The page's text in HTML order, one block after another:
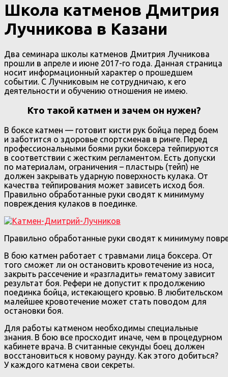
Школа катменов Дмитрия
Лучникова в Казани
Два семинара школы катменов Дмитрия Лучникова
прошли в апреле и июне 2017-го года. Данная страница
носит информационный характер о прошедшем
событии. С Лучниковым не сотрудничаю, к его
деятельности и обучению отношения не имею.
Кто такой катмен и зачем он нужен?
В боксе катмен — готовит кисти рук бойца перед боем
и заботится о здоровье спортсменав в ринге. Перед
профессиональными боями руки боксера тейпируются
в соответствии с жестким регламентом. Есть допуски
по материалам, ограничения – пластырь (тейп) не
должен закрывать ударную поверхность кулака. От
качества тейпирования может зависеть исход боя.
Правильно обработанные руки сводят к минимуму
повреждения кулаков в поединке.
Правильно обработанные руки сводят к минимуму
В бою катмен работает с травмами лица боксера. От
того сможет ли он остановить кровотечение из носа,
закрыть рассечение и «разгладить» гематому зависит
результат боя. Рефери не допустит к продолжению
поединка бойца, истекающего кровью. В любительском
малейшее кровотечение может стать поводом для
остановки боя.
Для работы катменом необходимы специальные
знания. В бою все просходит иначе, чем в процедурном
кабинете врача. В считанные секунды боец должен
восстановиться к новому раунду. Как этого добиться?
У каждого катмена свои секреты.